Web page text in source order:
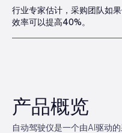
行业专家估计，采购团队如
效率可以提高40%。
产品概览
自动驾驶仪是一个由AI驱动